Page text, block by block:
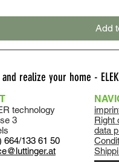
Add
realize your home -
technology
3
664/133 61 50
Right
data